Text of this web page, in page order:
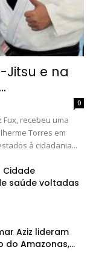
Jitsu e na
0
Fux, recebeu uma
Torres em
à cidadania...
Cidade
saúde voltadas
Aziz lideram
Amazonas,...